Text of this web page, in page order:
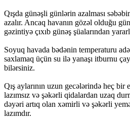
Qışda günəşli günlərin azalması
azalır. Ancaq havanın gözəl olduğu
gəzintiyə çıxıb günəş şüalarından
Soyuq havada bədənin temperaturu
saxlamaq üçün su ilə yanaşı itburnu
bilərsiniz.
Qış aylarının uzun gecələrində heç
lazımsız və şəkərli qidalardan uzaq
dəyəri artıq olan xəmirli və şəkərli
lazımdır.